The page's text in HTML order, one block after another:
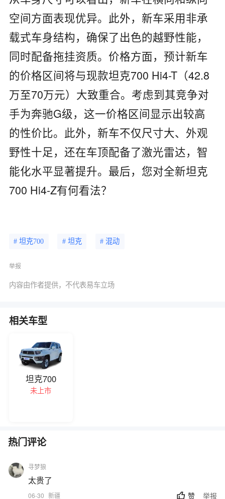
从车身尺寸可以看出，新车在横向和纵向
空间方面表现优异。此外，新车采用非承
载式车身结构，确保了出色的越野性能，
同时配备拖挂资质。价格方面，预计新车
的价格区间将与现款坦克700 Hi4-T（42.8
万至70万元）大致重合。考虑到其竞争对
手为奔驰G级，这一价格区间显示出较高
的性价比。此外，新车不仅尺寸大、外观
野性十足，还在车顶配备了激光雷达，智
能化水平显著提升。最后，您对全新坦克
700 Hi4-Z有何看法？
坦克700
寻梦狼
太贵了